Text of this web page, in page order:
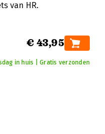
van HR.
€ 43,95
in huis | Gratis verzonden